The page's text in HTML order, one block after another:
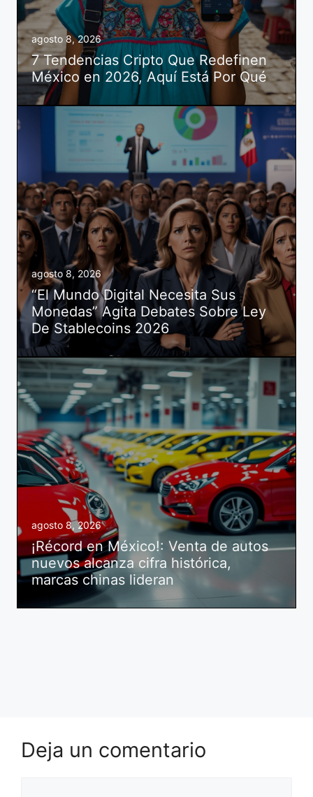
agosto 8, 2026
7 Tendencias Cripto Que Redefinen
México en 2026, Aquí Está Por Qué
agosto 8, 2026
“El Mundo Digital Necesita Sus
Monedas” Agita Debates Sobre Ley
De Stablecoins 2026
agosto 8, 2026
¡Récord en México!: Venta de autos
nuevos alcanza cifra histórica,
marcas chinas lideran
Deja un comentario